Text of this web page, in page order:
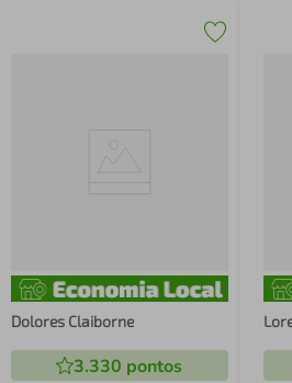
Dolores Claiborne
3.330 pontos